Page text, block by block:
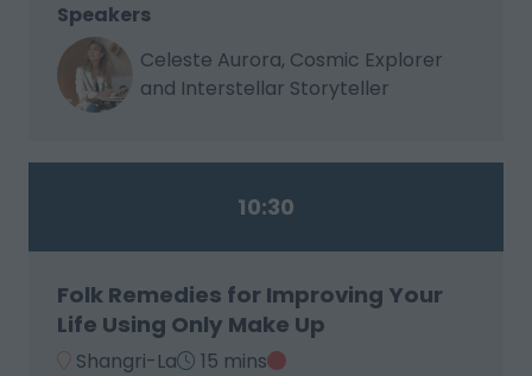
Speakers
Celeste Aurora, Cosmic Explorer
and Interstellar Storyteller
10:30
Folk Remedies for Improving Your
Life Using Only Make Up
Shangri-La 15 mins